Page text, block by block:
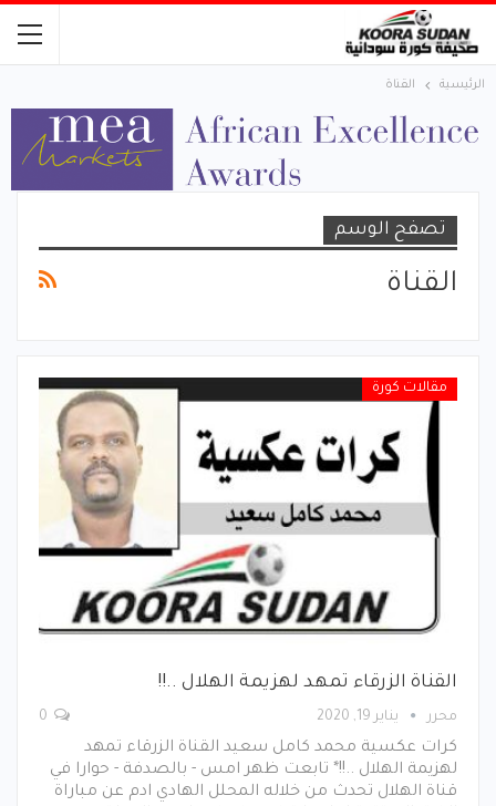
الرئيسية القناة
تصفح الوسم
القناة
مقالات كورة
القناة الزرقاء تمهد لهزيمة الهلال ..!!
محرر يناير 19, 2020
كرات عكسية محمد كامل سعيد القناة الزرقاء تمهد
لهزيمة الهلال ..!!* تابعت ظهر امس - بالصدفة - حوارا في
قناة الهلال تحدث من خلاله المحلل الهادي ادم عن مباراة